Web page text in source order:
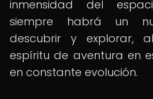
inmensidad del
siempre habrá un
descubrir y explorar,
espíritu de aventura en
en constante evolución.